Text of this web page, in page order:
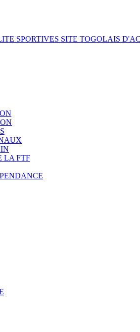
SITE TOGOLAIS
LA FTF